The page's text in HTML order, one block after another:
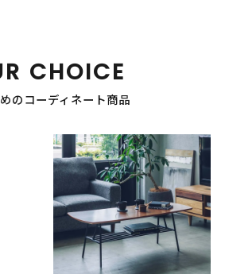
CHOICE
のコーディネート商品